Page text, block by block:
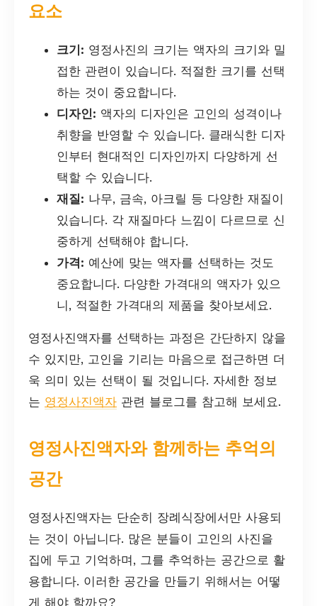
요소
크기: 영정사진의 크기는 액자의 크기와 밀
접한 관련이 있습니다. 적절한 크기를 선택
하는 것이 중요합니다.
디자인: 액자의 디자인은 고인의 성격이나
취향을 반영할 수 있습니다. 클래식한 디자
인부터 현대적인 디자인까지 다양하게 선
택할 수 있습니다.
재질: 나무, 금속, 아크릴 등 다양한 재질이
있습니다. 각 재질마다 느낌이 다르므로 신
중하게 선택해야 합니다.
가격: 예산에 맞는 액자를 선택하는 것도
중요합니다. 다양한 가격대의 액자가 있으
니, 적절한 가격대의 제품을 찾아보세요.
영정사진액자를 선택하는 과정은 간단하지 않을
수 있지만, 고인을 기리는 마음으로 접근하면 더
욱 의미 있는 선택이 될 것입니다. 자세한 정보
는 영정사진액자 관련 블로그를 참고해 보세요.
영정사진액자와 함께하는 추억의
공간
영정사진액자는 단순히 장례식장에서만 사용되
는 것이 아닙니다. 많은 분들이 고인의 사진을
집에 두고 기억하며, 그를 추억하는 공간으로 활
용합니다. 이러한 공간을 만들기 위해서는 어떻
게 해야 할까요?